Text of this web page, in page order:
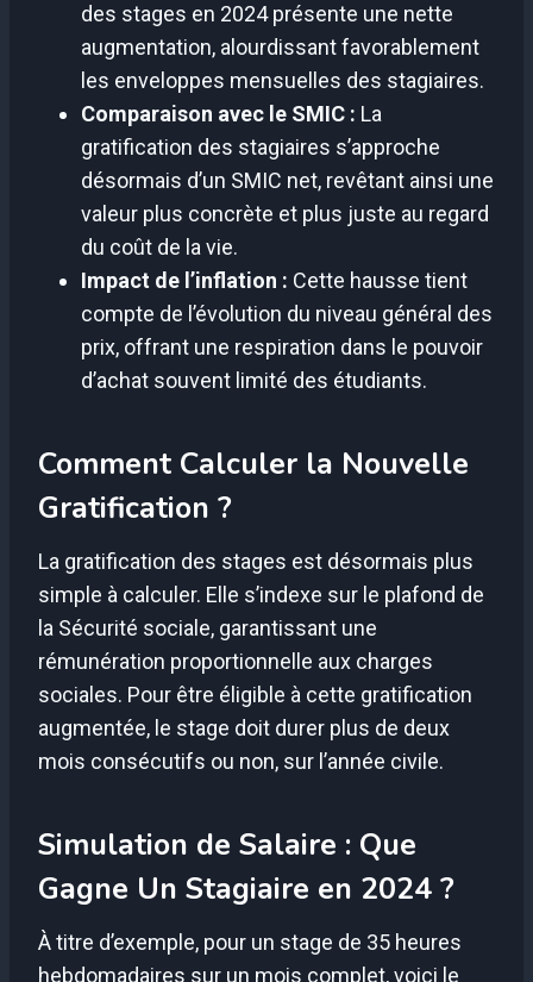
des stages en 2024 présente une nette
augmentation, alourdissant favorablement
les enveloppes mensuelles des stagiaires.
Comparaison avec le SMIC : La
gratification des stagiaires s’approche
désormais d’un SMIC net, revêtant ainsi une
valeur plus concrète et plus juste au regard
du coût de la vie.
Impact de l’inflation : Cette hausse tient
compte de l’évolution du niveau général des
prix, offrant une respiration dans le pouvoir
d’achat souvent limité des étudiants.
Comment Calculer la Nouvelle
Gratification ?
La gratification des stages est désormais plus
simple à calculer. Elle s’indexe sur le plafond de
la Sécurité sociale, garantissant une
rémunération proportionnelle aux charges
sociales. Pour être éligible à cette gratification
augmentée, le stage doit durer plus de deux
mois consécutifs ou non, sur l’année civile.
Simulation de Salaire : Que
Gagne Un Stagiaire en 2024 ?
À titre d’exemple, pour un stage de 35 heures
hebdomadaires sur un mois complet, voici le